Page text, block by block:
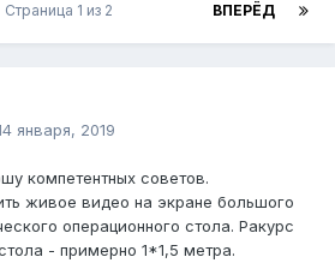
ВПЕРЁД
Страница 1 из 2
января, 2019
компетентных советов.
живое видео на экране большого
операционного стола. Ракурс
- примерно 1*1,5 метра.